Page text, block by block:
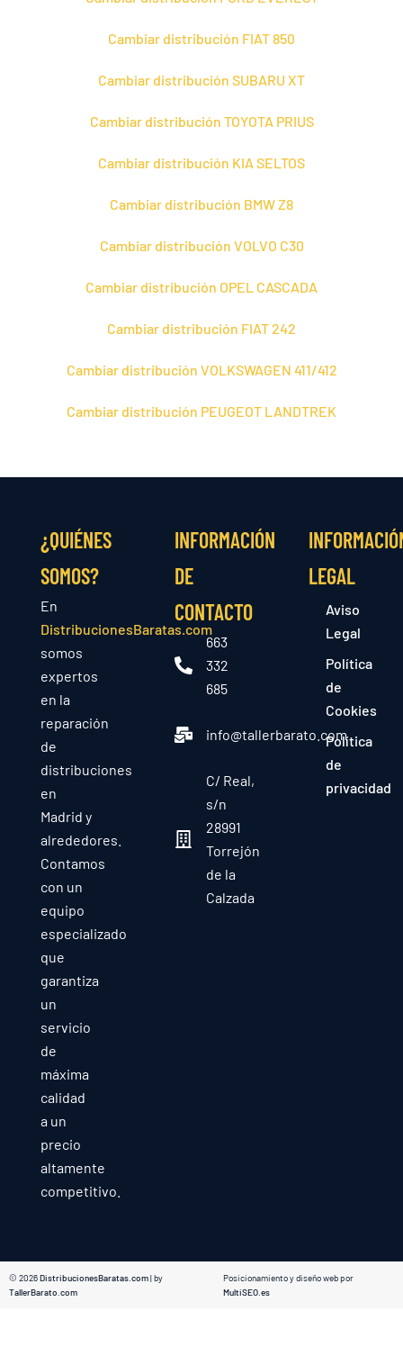
Cambiar distribución FIAT 850
Cambiar distribución SUBARU XT
Cambiar distribución TOYOTA PRIUS
Cambiar distribución KIA SELTOS
Cambiar distribución BMW Z8
Cambiar distribución VOLVO C30
Cambiar distribución OPEL CASCADA
Cambiar distribución FIAT 242
Cambiar distribución VOLKSWAGEN 411/412
Cambiar distribución PEUGEOT LANDTREK
¿QUIÉNES
SOMOS?
En
DistribucionesBaratas.com
somos
expertos
en la
reparación
de
distribuciones
en
Madrid y
alrededores.
Contamos
con un
equipo
especializado
que
garantiza
un
servicio
de
máxima
calidad
a un
precio
altamente
competitivo.
INFORMACIÓN
DE
CONTACTO
663
332
685
info@tallerbarato.com
C/ Real,
s/n
28991
Torrejón
de la
Calzada
LEGAL
Aviso
Legal
Política
de
Cookies
Política
de
privacidad
© 2026DistribucionesBaratas.com| by
TallerBarato.com
Posicionamiento y diseño web por
MultiSEO.es